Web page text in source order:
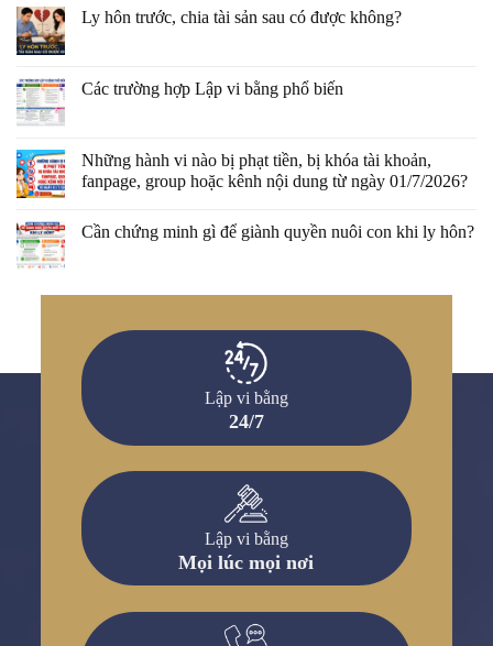
Ly hôn trước, chia tài sản sau có được không?
Các trường hợp Lập vi bằng phổ biến
Những hành vi nào bị phạt tiền, bị khóa tài khoản,
fanpage, group hoặc kênh nội dung từ ngày 01/7/2026?
Cần chứng minh gì để giành quyền nuôi con khi ly hôn?
Lập vi bằng
24/7
Lập vi bằng
Mọi lúc mọi nơi